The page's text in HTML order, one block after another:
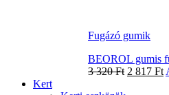
Fugázó gumik
BEOROL gumis
3 320Ft 2 817 Ft
Kert